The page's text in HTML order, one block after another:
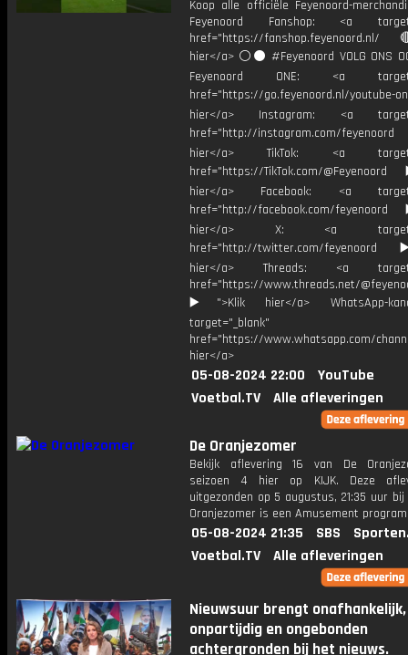
Koop alle officiële Feyenoord-
Feyenoord Fanshop: <a
href="https://
hier</a> ⚪️⚫ #Feyenoord VOLG ONS
Feyenoord ONE: <a
href="https://go.feyenoord.nl/youtube-
hier</a> Instagram: <a
href="http://instagram.com/
hier</a> TikTok: <a
href="https://TikTok.com/
hier</a> Facebook: <a
href="http://facebook.com/
hier</a> X: <a
href="http://twitter.com/
hier</a> Threads: <a
href="https://www.threads.net/
▶️">Klik hier</a> WhatsApp-
target="_blank"
href="https://www.whatsapp.com/
hier</a>
05-08-2024 22:00
YouTube
Voetbal.TV
Alle afleveringen
De Oranjezomer
Bekijk aflevering 16 van De
seizoen 4 hier op KIJK. Deze
uitgezonden op 5 augustus, 21:35 uur bij
Oranjezomer is een Amusement
05-08-2024 21:35 SBS
Voetbal.TV
Alle afleveringen
Nieuwsuur brengt onafhankelijk,
onpartijdig en ongebonden
achtergronden bij het nieuws.